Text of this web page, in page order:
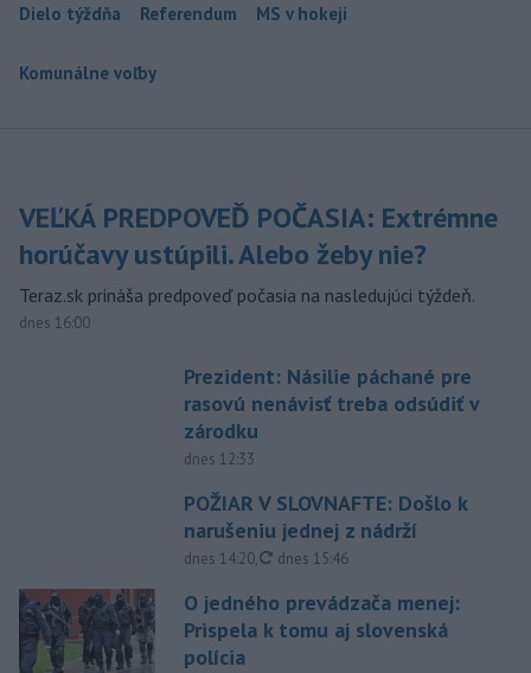
Dielo týždňa Referendum MS v hokeji
Komunálne voľby
VEĽKÁ PREDPOVEĎ POČASIA: Extrémne
horúčavy ustúpili. Alebo žeby nie?
Teraz.sk prináša predpoveď počasia na nasledujúci týždeň.
dnes 16:00
Prezident: Násilie páchané pre
rasovú nenávisť treba odsúdiť v
zárodku
dnes 12:33
POŽIAR V SLOVNAFTE: Došlo k
narušeniu jednej z nádrží
dnes 14:20, aktualizované
dnes 15:46
O jedného prevádzača menej:
Prispela k tomu aj slovenská
polícia